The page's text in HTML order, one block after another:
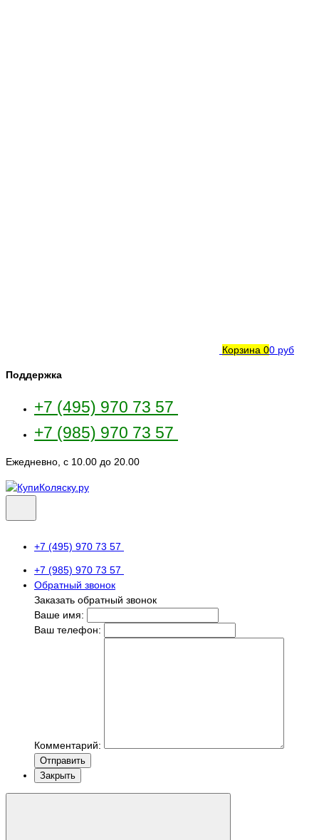
Корзина 00 руб
Поддержка
+7 (495) 970 73 57
+7 (985) 970 73 57
Ежедневно, с 10.00 до 20.00
+7 (495) 970 73 57
+7 (985) 970 73 57
Обратный звонок
Заказать обратный звонок
Ваше имя:
Ваш телефон:
Комментарий:
Отправить
Закрыть